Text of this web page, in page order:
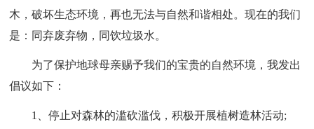
木，破坏生态环境，再也无法与自然和谐相处。现在的我们
是：同弃废弃物，同饮垃圾水。
为了保护地球母亲赐予我们的宝贵的自然环境，我发出
倡议如下：
1、停止对森林的滥砍滥伐，积极开展植树造林活动;